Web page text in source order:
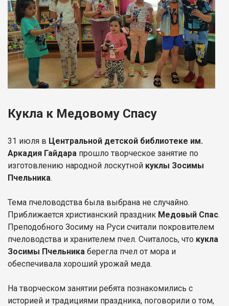
Кукла к Медовому Спасу
31 июля в Центральной детской библиотеке им.
Аркадия Гайдара прошло творческое занятие по
изготовлению народной лоскутной куклы Зосимы
Пчельника.
Тема пчеловодства была выбрана не случайно.
Приближается христианский праздник Медовый Спас.
Преподобного Зосиму на Руси считали покровителем
пчеловодства и хранителем пчел. Считалось, что кукла
Зосимы Пчельника берегла пчел от мора и
обеспечивала хороший урожай меда.
На творческом занятии ребята познакомились с
историей и традициями праздника, поговорили о том,